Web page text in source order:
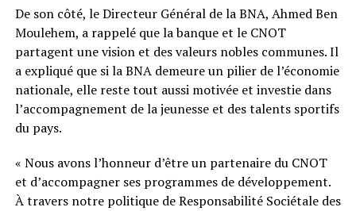
De son côté, le Directeur Général de la BNA, Ahmed Ben
Moulehem, a rappelé que la banque et le CNOT
partagent une vision et des valeurs nobles communes. Il
a expliqué que si la BNA demeure un pilier de l’économie
nationale, elle reste tout aussi motivée et investie dans
l’accompagnement de la jeunesse et des talents sportifs
du pays.
« Nous avons l’honneur d’être un partenaire du CNOT
et d’accompagner ses programmes de développement.
À travers notre politique de Responsabilité Sociétale des